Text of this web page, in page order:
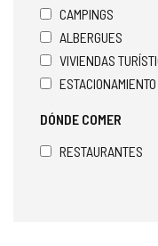
CAMPINGS
ALBERGUES
VIVIENDAS
DÓNDE COMER
RESTAURANTES